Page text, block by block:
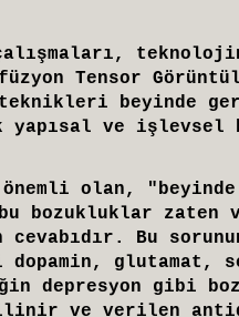
çalışmaları,
Tensor
beyinde
yapısal ve işlevsel
önemli olan,
bu bozukluklar
cevabıdır. Bu
dopamin,
depresyon gibi
ve verilen